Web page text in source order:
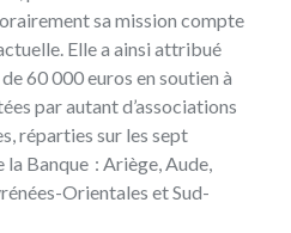
sa mission compte
Elle a ainsi attribué
60 000 euros en soutien à
par autant d’associations
réparties sur les sept
Banque : Ariège, Aude,
Orientales et Sud-